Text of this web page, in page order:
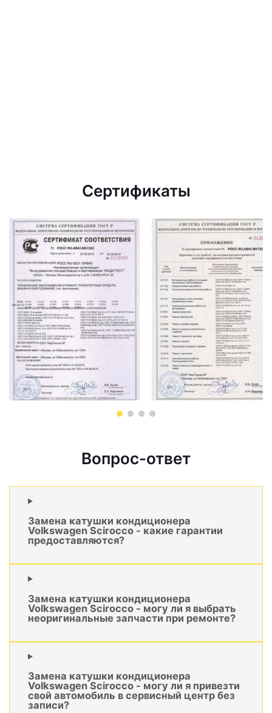
Сертификаты
Вопрос-ответ
Замена катушки кондиционера
Volkswagen Scirocco - какие гарантии
предоставляются?
Замена катушки кондиционера
Volkswagen Scirocco - могу ли я выбрать
неоригинальные запчасти при ремонте?
Замена катушки кондиционера
Volkswagen Scirocco - могу ли я привезти
свой автомобиль в сервисный центр без
записи?